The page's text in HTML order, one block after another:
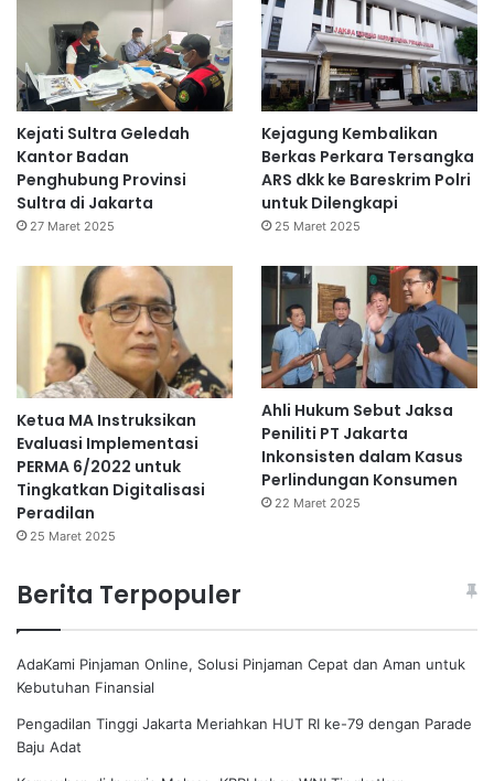
Kejati Sultra Geledah
Kantor Badan
Penghubung Provinsi
Sultra di Jakarta
27 Maret 2025
Kejagung Kembalikan
Berkas Perkara Tersangka
ARS dkk ke Bareskrim Polri
untuk Dilengkapi
25 Maret 2025
Ketua MA Instruksikan
Evaluasi Implementasi
PERMA 6/2022 untuk
Tingkatkan Digitalisasi
Peradilan
25 Maret 2025
Ahli Hukum Sebut Jaksa
Peniliti PT Jakarta
Inkonsisten dalam Kasus
Perlindungan Konsumen
22 Maret 2025
Berita Terpopuler
AdaKami Pinjaman Online, Solusi Pinjaman Cepat dan Aman untuk
Kebutuhan Finansial
Pengadilan Tinggi Jakarta Meriahkan HUT RI ke-79 dengan Parade
Baju Adat